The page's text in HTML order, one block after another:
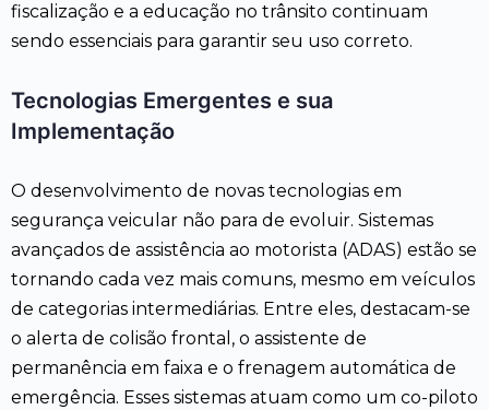
fiscalização e a educação no trânsito continuam
sendo essenciais para garantir seu uso correto.
Tecnologias Emergentes e sua
Implementação
O desenvolvimento de novas tecnologias em
segurança veicular não para de evoluir. Sistemas
avançados de assistência ao motorista (ADAS) estão se
tornando cada vez mais comuns, mesmo em veículos
de categorias intermediárias. Entre eles, destacam-se
o alerta de colisão frontal, o assistente de
permanência em faixa e o frenagem automática de
emergência. Esses sistemas atuam como um co-piloto